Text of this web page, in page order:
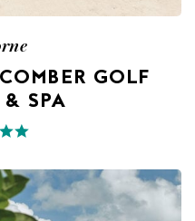
GOLF
& SPA